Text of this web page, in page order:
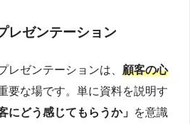
レゼンテーション
レゼンテーションは、 顧客の心
要な場です。単に資料を説明す
にどう感じてもらうか」 を意識